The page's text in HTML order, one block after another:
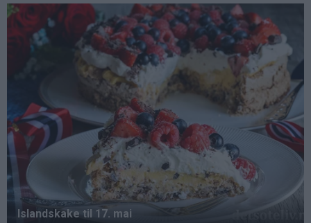
Hopp
hovedinnhold